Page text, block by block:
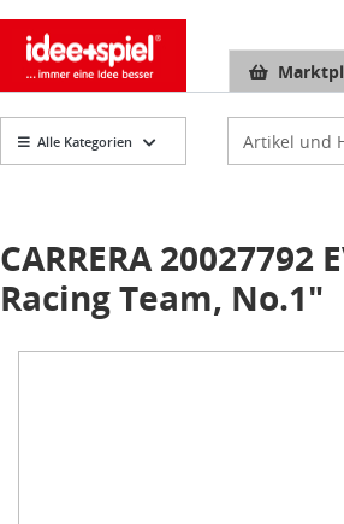
Alle Kategorien
Artikelsuche
CARRERA
Racing Team, No.1"